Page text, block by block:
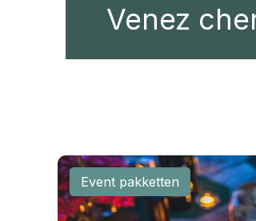
Venez
Event pakketten